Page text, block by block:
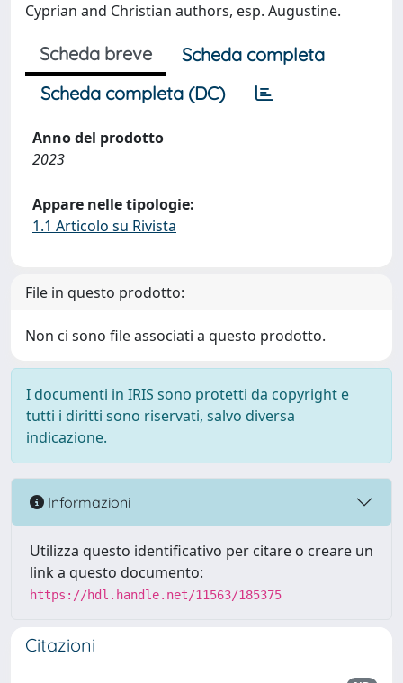
Cyprian and Christian authors, esp. Augustine.
Scheda breve
Scheda completa
Scheda completa (DC)
Anno del prodotto
2023
Appare nelle tipologie:
1.1 Articolo su Rivista
File in questo prodotto:
Non ci sono file associati a questo prodotto.
I documenti in IRIS sono protetti da copyright e
tutti i diritti sono riservati, salvo diversa
indicazione.
Informazioni
Utilizza questo identificativo per citare o creare un
link a questo documento:
https://hdl.handle.net/11563/185375
Citazioni